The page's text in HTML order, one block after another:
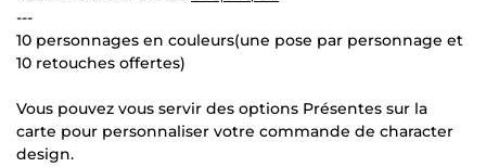
---
10 personnages en couleurs(une pose par personnage et
10 retouches offertes)
Vous pouvez vous servir des options Présentes sur la
carte pour personnaliser votre commande de character
design.